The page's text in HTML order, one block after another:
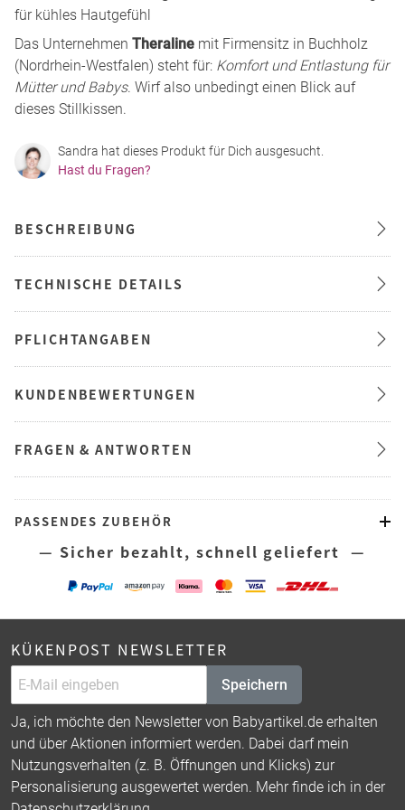
für kühles Hautgefühl
Das Unternehmen Theraline mit Firmensitz in Buchholz
(Nordrhein-Westfalen) steht für: Komfort und Entlastung für
Mütter und Babys. Wirf also unbedingt einen Blick auf
dieses Stillkissen.
Sandra hat dieses Produkt für Dich ausgesucht.
Hast du Fragen?
BESCHREIBUNG
TECHNISCHE DETAILS
PFLICHTANGABEN
KUNDENBEWERTUNGEN
FRAGEN & ANTWORTEN
PASSENDES ZUBEHÖR
— Sicher bezahlt, schnell geliefert —
KÜKENPOST NEWSLETTER
Speichern
Ja, ich möchte den Newsletter von Babyartikel.de erhalten
und über Aktionen informiert werden. Dabei darf mein
Nutzungsverhalten (z. B. Öffnungen und Klicks) zur
Personalisierung ausgewertet werden. Mehr finde ich in der